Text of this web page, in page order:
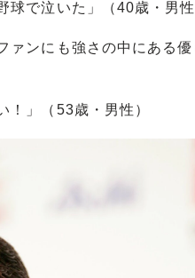
球で泣いた」（40歳・男性
ァンにも強さの中にある
！」（53歳・男性）